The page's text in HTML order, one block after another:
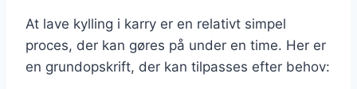
At lave kylling i karry er en relativt simpel
proces, der kan gøres på under en time. Her er
en grundopskrift, der kan tilpasses efter behov: